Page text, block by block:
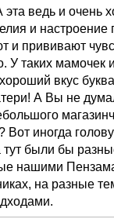
эта ведь и очень
и настроение
и прививают
У таких мамочек
вкус
А Вы не
Вот иногда
тут были бы
нашими
на разные